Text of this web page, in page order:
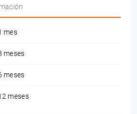
mes
meses
meses
meses